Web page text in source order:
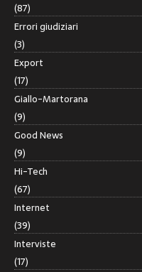
(87)
Errori giudiziari
(3)
Export
(17)
Giallo-Martorana
(9)
Good News
(9)
Hi-Tech
(67)
Internet
(39)
Interviste
(17)